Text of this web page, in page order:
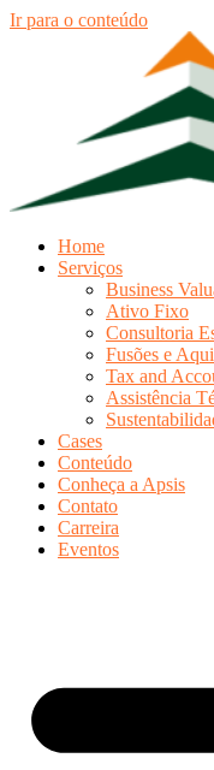
Ir para o conteúdo
Home
Serviços
Business
Ativo Fixo
Consultoria
Fusões e
Tax and
Assistência
Cases
Conteúdo
Conheça a Apsis
Contato
Carreira
Eventos